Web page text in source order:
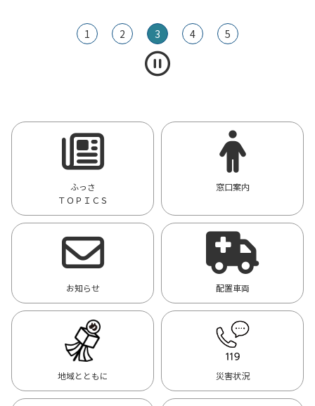
1 2 3 4 5
ふっさ
ＴＯＰＩＣＳ
窓口案内
お知らせ 配置車両
地域とともに 災害状況